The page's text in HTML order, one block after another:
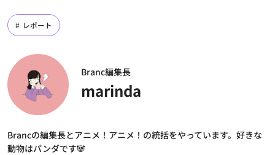
レポート
Branc編集長
marinda
Brancの編集長とアニメ！アニメ！の統括をやっています。好きな
動物はパンダです🐼